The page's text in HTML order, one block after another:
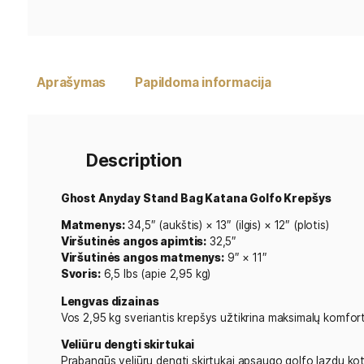
Aprašymas Papildoma informacija
Description